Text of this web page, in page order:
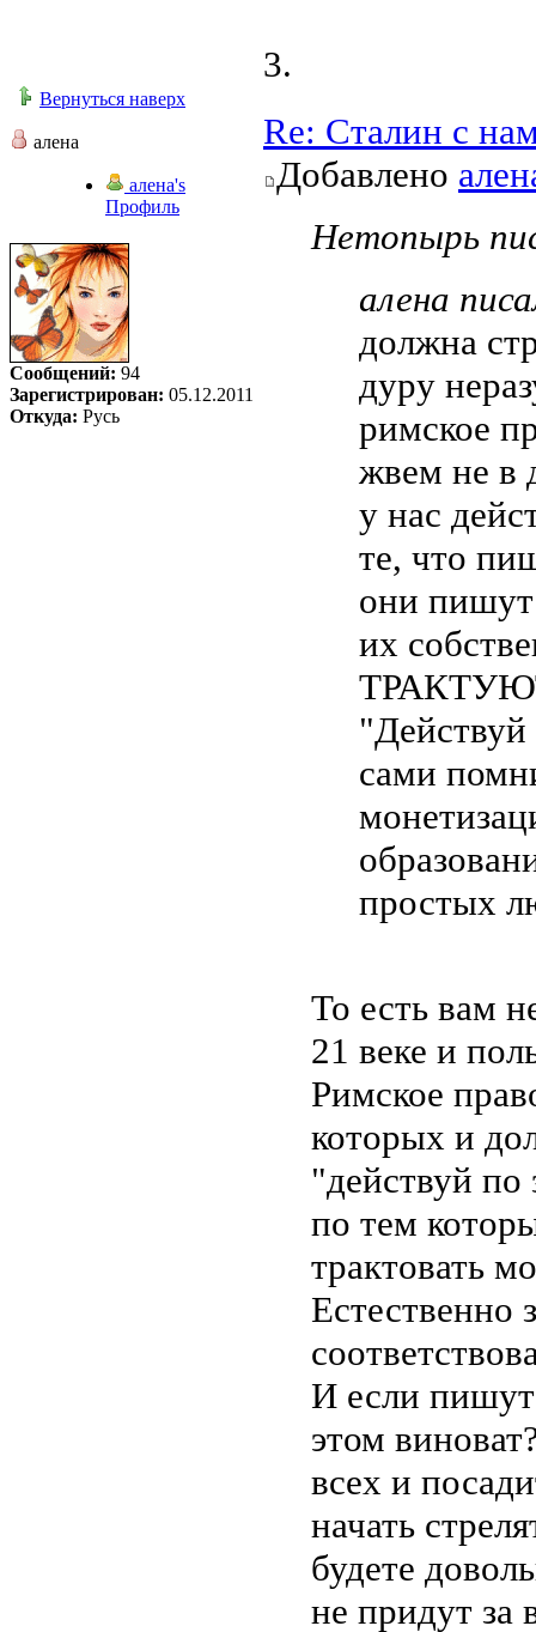
3.
Вернуться наверх
алена
алена's
Профиль
Сообщений: 94
Зарегистрирован: 05.12.2011
Откуда: Русь
Re: Сталин с
Добавлено
Нетопырь
алена
должна
дуру
римское
жвем не в
у нас
те, что
они
их
сами
простых
То есть вам
21 веке и
Римское
которых и
"действуй по
по тем
трактовать
Естественно
И если
этом
всех и
начать
будете
не придут за